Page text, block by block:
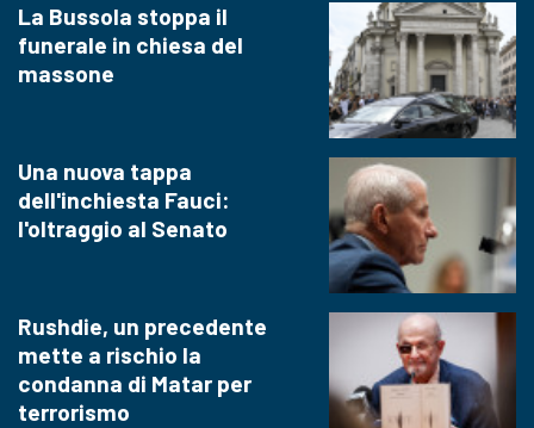
La Bussola stoppa il
funerale in chiesa del
massone
Una nuova tappa
dell'inchiesta Fauci:
l'oltraggio al Senato
Rushdie, un precedente
mette a rischio la
condanna di Matar per
terrorismo